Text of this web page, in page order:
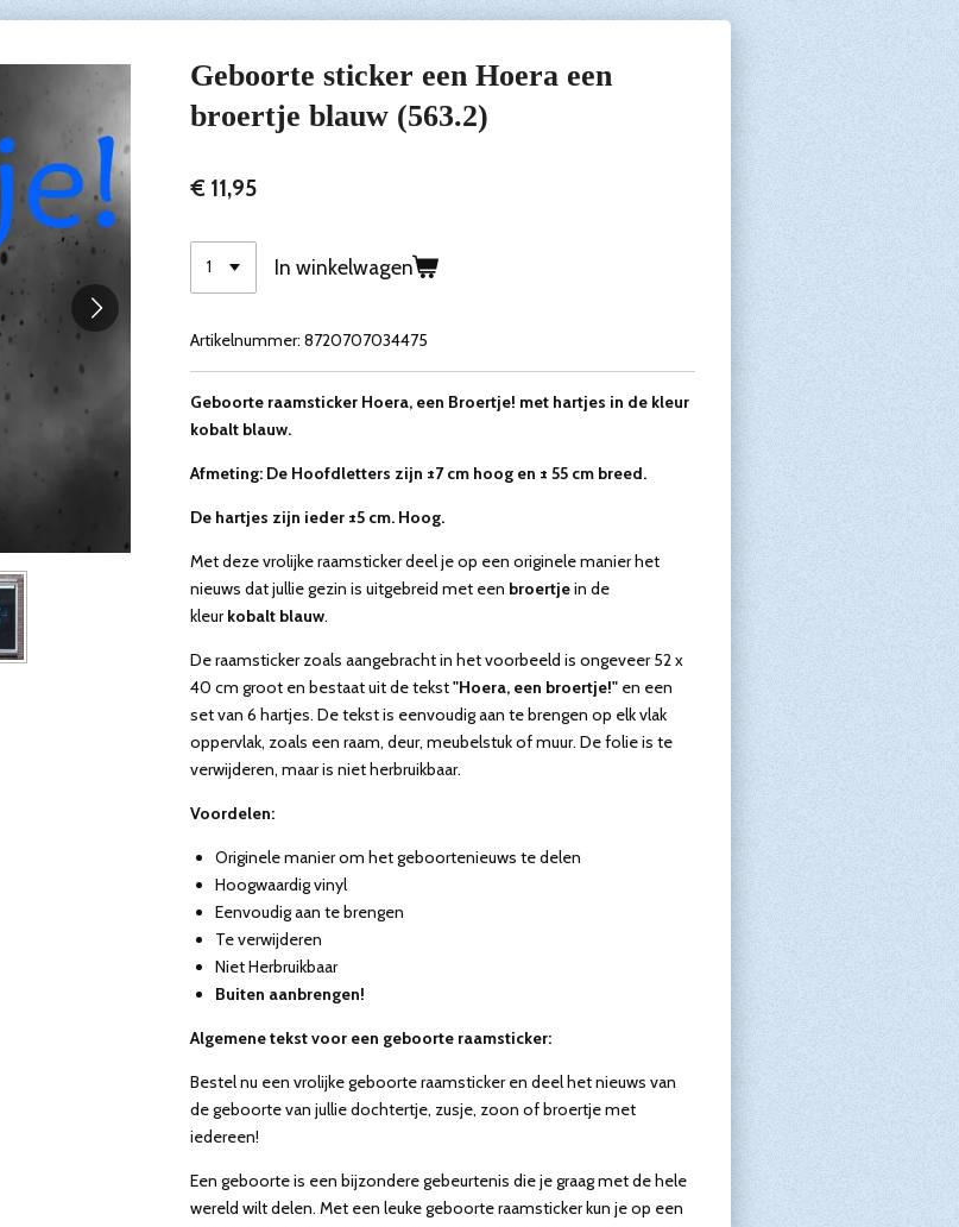
Geboorte sticker een Hoera een
broertje blauw (563.2)
€ 11,95
In winkelwagen
Artikelnummer: 8720707034475
Geboorte raamsticker Hoera, een Broertje! met hartjes in de kleur
kobalt blauw.
Afmeting: De Hoofdletters zijn ±7 cm hoog en ± 55 cm breed.
De hartjes zijn ieder ±5 cm. Hoog.
Met deze vrolijke raamsticker deel je op een originele manier het
nieuws dat jullie gezin is uitgebreid met een broertjein de
kleur kobalt blauw.
De raamsticker zoals aangebracht in het voorbeeld is ongeveer 52 x
40 cm groot en bestaat uit de tekst"Hoera, een broertje!" en een
set van 6 hartjes. De tekst is eenvoudig aan te brengen op elk vlak
oppervlak, zoals een raam, deur, meubelstuk of muur. De folie is te
verwijderen, maar is niet herbruikbaar.
Voordelen:
Originele manier om het geboortenieuws te delen
Hoogwaardig vinyl
Eenvoudig aan te brengen
Te verwijderen
Niet Herbruikbaar
Buiten aanbrengen!
Algemene tekst voor een geboorte raamsticker:
Bestel nu een vrolijke geboorte raamsticker en deel het nieuws van
de geboorte van jullie dochtertje, zusje, zoon of broertje met
iedereen!
Een geboorte is een bijzondere gebeurtenis die je graag met de hele
wereld wilt delen. Met een leuke geboorte raamsticker kun je op een